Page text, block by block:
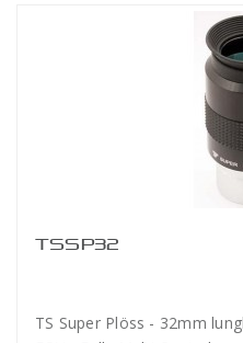
TSSP32
TS Super Plöss - 32mm